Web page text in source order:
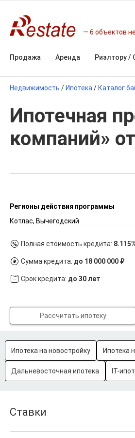
6 объектов
Продажа Аренда Риэлтору /
Недвижимость / Ипотека / Каталог
Ипотечная
компаний»
Регионы действия программы
Котлас, Вычегодский
Полная стоимость кредита:
Сумма кредита: до 18 000 000 ₽
Срок кредита: до 30 лет
Рассчитать ипотеку
Ипотека на новостройку Ипотека
Дальневосточная ипотека IT-
Ставки